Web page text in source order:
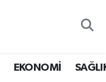
EKONOMİ